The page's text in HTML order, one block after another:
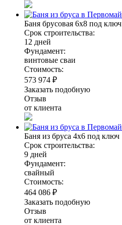
Баня брусовая 6х8 под ключ
Срок строительства:
12 дней
Фундамент:
винтовые сваи
Стоимость:
573 974 ₽
Заказать подобную
Отзыв
от клиента
Баня из бруса 4х6 под ключ
Срок строительства:
9 дней
Фундамент:
свайный
Стоимость:
464 086 ₽
Заказать подобную
Отзыв
от клиента